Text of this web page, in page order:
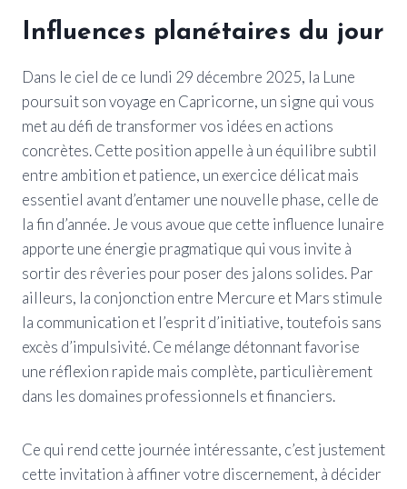
Influences planétaires du jour
Dans le ciel de ce lundi 29 décembre 2025, la Lune
poursuit son voyage en Capricorne, un signe qui vous
met au défi de transformer vos idées en actions
concrètes. Cette position appelle à un équilibre subtil
entre ambition et patience, un exercice délicat mais
essentiel avant d’entamer une nouvelle phase, celle de
la fin d’année. Je vous avoue que cette influence lunaire
apporte une énergie pragmatique qui vous invite à
sortir des rêveries pour poser des jalons solides. Par
ailleurs, la conjonction entre Mercure et Mars stimule
la communication et l’esprit d’initiative, toutefois sans
excès d’impulsivité. Ce mélange détonnant favorise
une réflexion rapide mais complète, particulièrement
dans les domaines professionnels et financiers.
Ce qui rend cette journée intéressante, c’est justement
cette invitation à affiner votre discernement, à décider